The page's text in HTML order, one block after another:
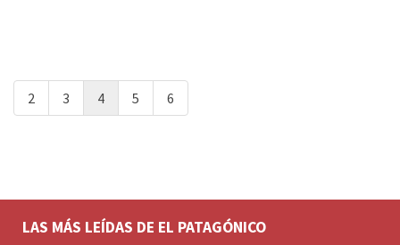
2 3 4 5 6
LAS MÁS LEÍDAS DE EL PATAGÓNICO